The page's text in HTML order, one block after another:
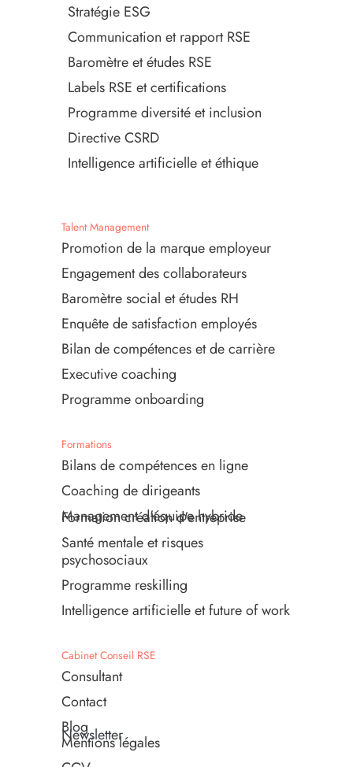
Stratégie ESG
Communication et rapport RSE
Baromètre et études RSE
Labels RSE et certifications
Programme diversité et inclusion
Directive CSRD
Intelligence artificielle et éthique
Talent Management
Promotion de la marque employeur
Engagement des collaborateurs
Baromètre social et études RH
Enquête de satisfaction employés
Bilan de compétences et de carrière
Executive coaching
Programme onboarding
Formations
Bilans de compétences en ligne
Coaching de dirigeants
Management d'équipe hybride
Formation création d'entreprise
Santé mentale et risques
psychosociaux
Programme reskilling
Intelligence artificielle et future of work
Cabinet Conseil RSE
Consultant
Contact
Blog
Newsletter
Mentions légales